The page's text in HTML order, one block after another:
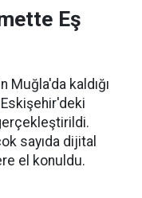
Eş
Muğla'da kaldığı
sayıda dijital
el konuldu.